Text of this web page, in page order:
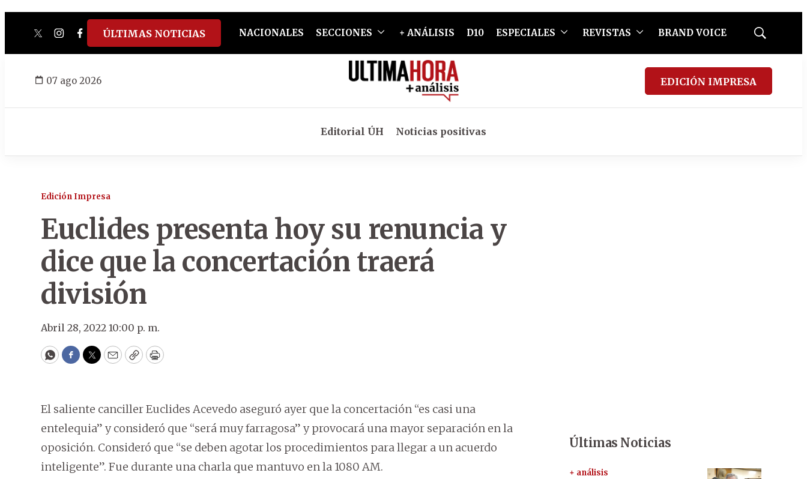
twitterinstagram
facebook
tiktokyoutube
spotify
ÚLTIMAS NOTICIAS NACIONALES SECCIONES + ANÁLISIS D10 ESPECIALES REVISTAS BRAND VOICE
Mostrar
07 ago 2026 EDICIÓN IMPRESA
Editorial ÚH Noticias positivas
Edición Impresa
Euclides presenta hoy su renuncia y
dice que la concertación traerá
división
Abril 28, 2022 10:00 p. m.
WhatsApp
Facebook
Twitter
EmailCopyPrint
El saliente canciller Euclides Acevedo aseguró ayer que la concertación “es casi una
entelequia” y consideró que “será muy farragosa” y provocará una mayor separación en la
oposición. Consideró que “se deben agotar los procedimientos para llegar a un acuerdo
inteligente”. Fue durante una charla que mantuvo en la 1080 AM.
Últimas Noticias
+ análisis